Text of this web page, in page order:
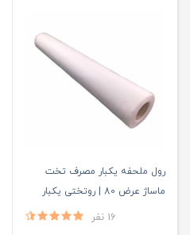
رول ملحفه یکبار مصرف تخت
ماساژ عرض 80 | روتختی یکبار
مصرف ماساژ عرض80
16 نفر